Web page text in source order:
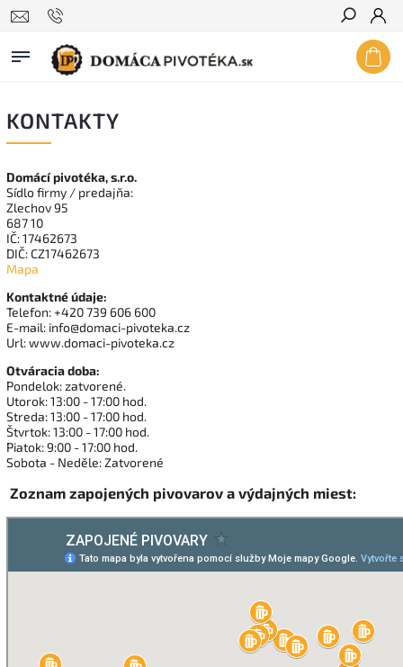
Hľadať
KONTAKTY
Domácí pivotéka, s.r.o.
Sídlo firmy / predajňa:
Zlechov 95
687 10
IČ: 17462673
DIČ: CZ17462673
Mapa
Kontaktné údaje:
Telefon: +420 739 606 600
E-mail: info@domaci-pivoteka.cz
Url: www.domaci-pivoteka.cz
Otváracia doba:
Pondelok: zatvorené.
Utorok: 13:00 - 17:00 hod.
Streda: 13:00 - 17:00 hod.
Štvrtok: 13:00 - 17:00 hod.
Piatok: 9:00 - 17:00 hod.
Sobota - Neděle: Zatvorené
Zoznam zapojených pivovarov a výdajných miest: